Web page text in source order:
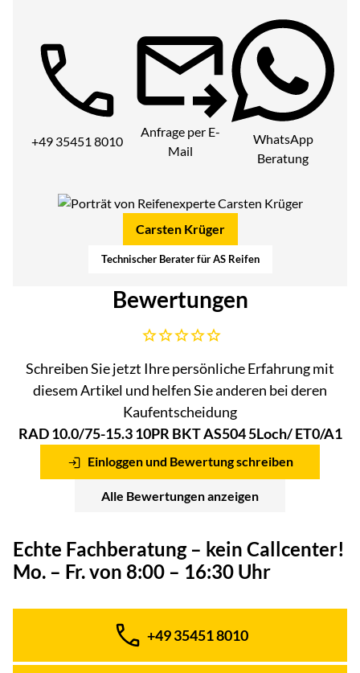
Telefon:
+49 35451 8010
Anfrage per E-
Mail
WhatsApp
Beratung
Carsten Krüger
Technischer Berater für AS Reifen
Bewertungen
Noch keine Bewertungen abgegeben
Schreiben Sie jetzt Ihre persönliche Erfahrung mit
diesem Artikel und helfen Sie anderen bei deren
Kaufentscheidung
RAD 10.0/75-15.3 10PR BKT AS504 5Loch/ ET0/A1
Einloggen und Bewertung schreiben
Alle Bewertungen anzeigen
Echte Fachberatung – kein Callcenter!
Mo. – Fr. von 8:00 – 16:30 Uhr
Telefon:
+49 35451 8010